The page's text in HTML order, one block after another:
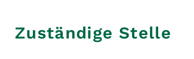
Zuständige Stelle